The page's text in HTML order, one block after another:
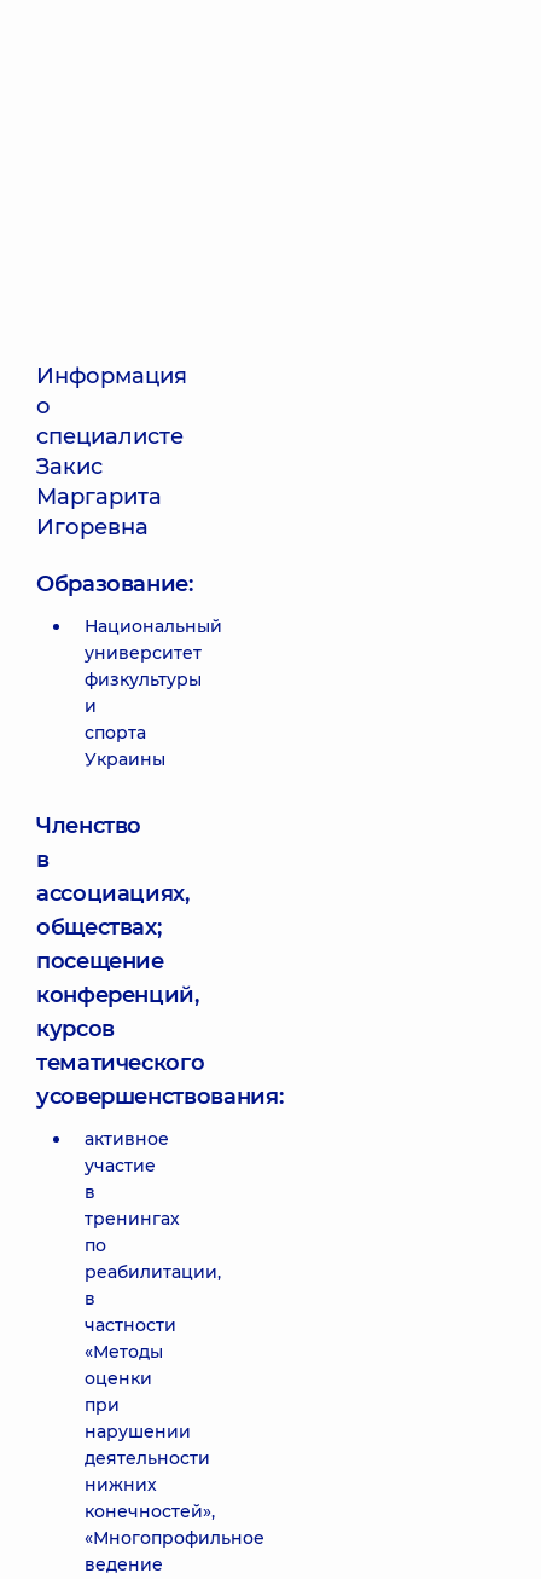
Информация
о
специалисте
Закис
Маргарита
Игоревна
Образование:
Национальный
университет
физкультуры
и
спорта
Украины
Членство
в
ассоциациях,
обществах;
посещение
конференций,
курсов
тематического
усовершенствования:
активное
участие
в
тренингах
по
реабилитации,
в
частности
«Методы
оценки
при
нарушении
деятельности
нижних
конечностей»,
«Многопрофильное
ведение